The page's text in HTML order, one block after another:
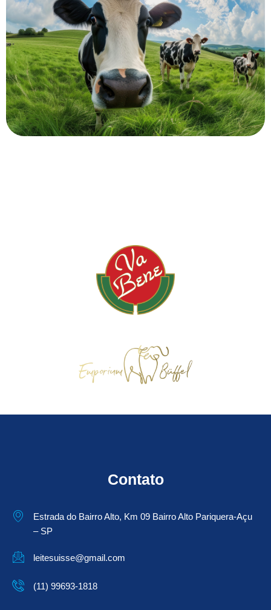
Contato
Estrada do Bairro Alto, Km 09 Bairro Alto Pariquera-Açu
– SP
leitesuisse@gmail.com
(11) 99693-1818